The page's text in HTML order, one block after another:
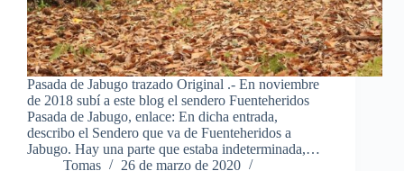
Pasada de Jabugo trazado Original .- En noviembre
de 2018 subí a este blog el sendero Fuenteheridos
Pasada de Jabugo, enlace: En dicha entrada,
describo el Sendero que va de Fuenteheridos a
Jabugo. Hay una parte que estaba indeterminada,…
Tomas
26 de marzo de 2020